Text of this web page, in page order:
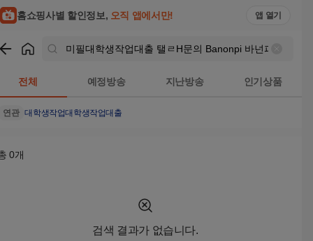
홈쇼핑사별 할인정보, 오직 앱에서만! 앱 열기
전체 예정방송 지난방송 인기상품
연관 대학생작업대학생작업대출
0개
검색 결과가 없습니다.
미필대학생작업대출 탤ㄹH문의 Banonpi 바넌피선불유심내구